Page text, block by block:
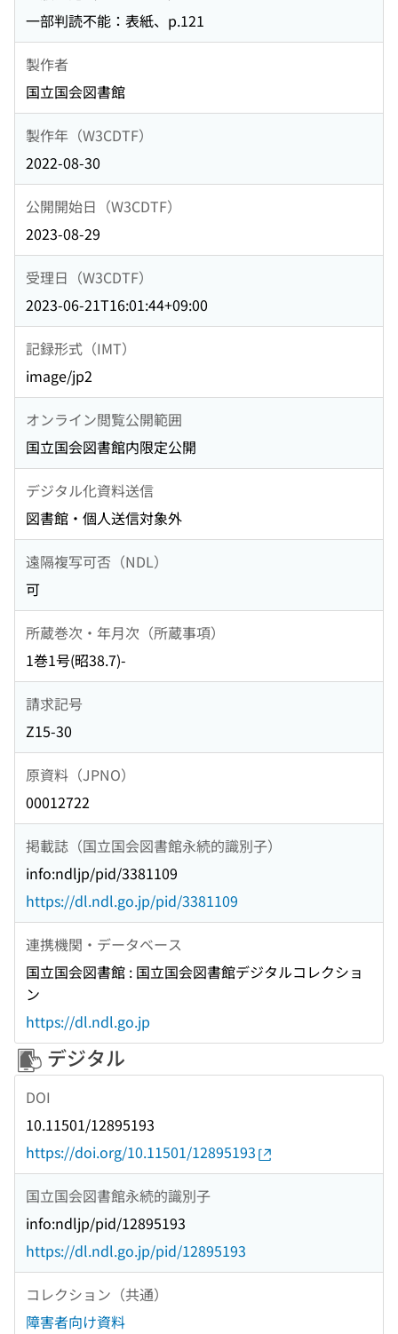
一部判読不能：表紙、p.121
製作者
国立国会図書館
製作年（W3CDTF）
2022-08-30
公開開始日（W3CDTF）
2023-08-29
受理日（W3CDTF）
2023-06-21T16:01:44+09:00
記録形式（IMT）
image/jp2
オンライン閲覧公開範囲
国立国会図書館内限定公開
デジタル化資料送信
図書館・個人送信対象外
遠隔複写可否（NDL）
可
所蔵巻次・年月次（所蔵事項）
1巻1号(昭38.7)-
請求記号
Z15-30
原資料（JPNO）
00012722
掲載誌（国立国会図書館永続的識別子）
info:ndljp/pid/3381109
https://dl.ndl.go.jp/pid/3381109
連携機関・データベース
国立国会図書館 : 国立国会図書館デジタルコレクショ
ン
https://dl.ndl.go.jp
デジタル
DOI
10.11501/12895193
https://doi.org/10.11501/12895193
国立国会図書館永続的識別子
info:ndljp/pid/12895193
https://dl.ndl.go.jp/pid/12895193
コレクション（共通）
障害者向け資料